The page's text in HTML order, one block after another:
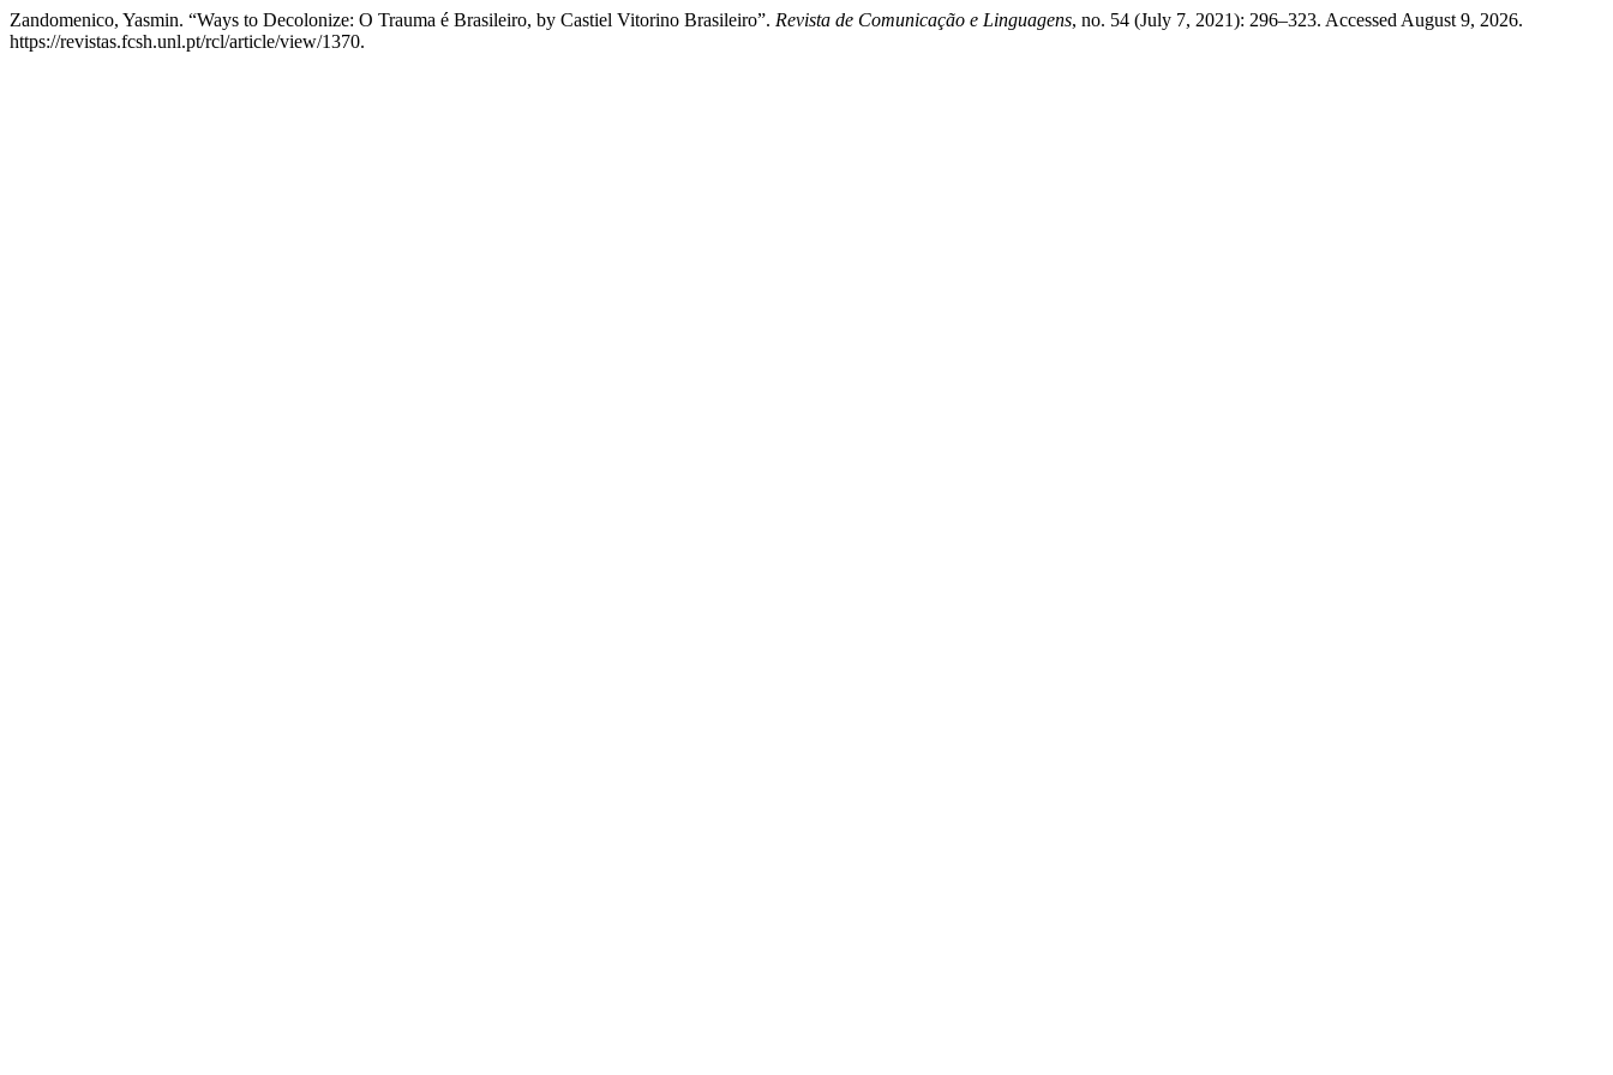
Zandomenico, Yasmin. “Ways to Decolonize: O Trauma é Brasileiro, by Castiel Vitorino Brasileiro”. Revista de Comunicação e Linguagens, no. 54 (July 7, 2021): 296–323. Accessed August 9, 2026.
https://revistas.fcsh.unl.pt/rcl/article/view/1370.